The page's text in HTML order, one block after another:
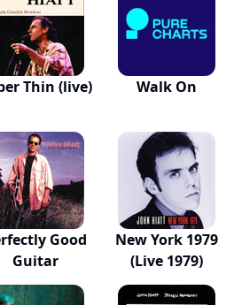
Thin (live) Walk On
Good
Guitar
New York 1979
(Live 1979)